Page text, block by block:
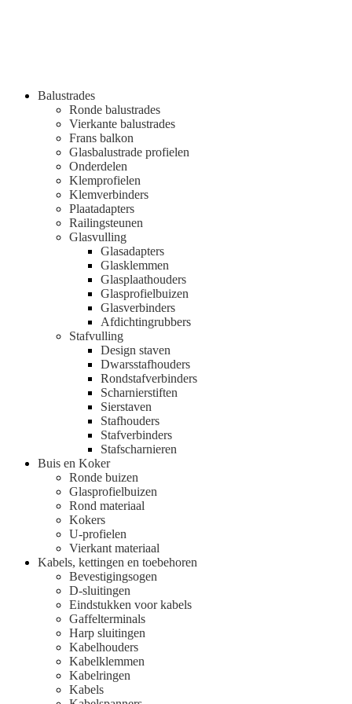
Balustrades
Ronde balustrades
Vierkante balustrades
Frans balkon
Glasbalustrade profielen
Onderdelen
Klemprofielen
Klemverbinders
Plaatadapters
Railingsteunen
Glasvulling
Glasadapters
Glasklemmen
Glasplaathouders
Glasprofielbuizen
Glasverbinders
Afdichtingrubbers
Stafvulling
Design staven
Dwarsstafhouders
Rondstafverbinders
Scharnierstiften
Sierstaven
Stafhouders
Stafverbinders
Stafscharnieren
Buis en Koker
Ronde buizen
Glasprofielbuizen
Rond materiaal
Kokers
U-profielen
Vierkant materiaal
Kabels, kettingen en toebehoren
Bevestigingsogen
D-sluitingen
Eindstukken voor kabels
Gaffelterminals
Harp sluitingen
Kabelhouders
Kabelklemmen
Kabelringen
Kabels